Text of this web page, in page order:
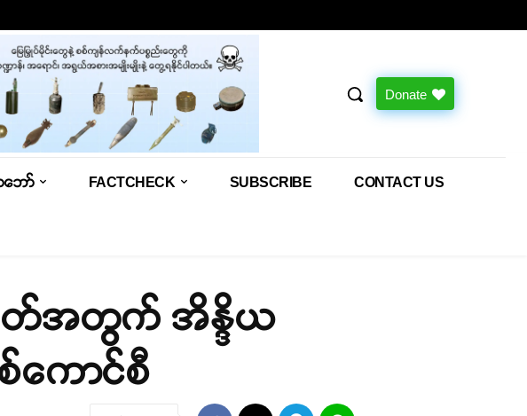
Donate
ဘော် FACTCHECK SUBSCRIBE CONTACT US
ရုတ်အတွက် အိန္ဒိယ
ကောင်စီ